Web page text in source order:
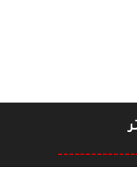
وأيران /مواجهة أم مفاوضات؟!